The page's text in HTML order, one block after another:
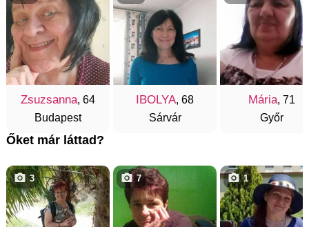
Zsuzsanna, 64
Budapest
IBOLYA, 68
Sárvár
Mária, 71
Győr
Őket már láttad?
3 7 1